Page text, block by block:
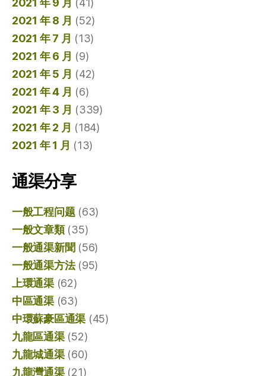
2021 年 9 月 (41)
2021 年 8 月 (52)
2021 年 7 月 (13)
2021 年 6 月 (9)
2021 年 5 月 (42)
2021 年 4 月 (6)
2021 年 3 月 (339)
2021 年 2 月 (184)
2021 年 1 月 (13)
通渠分享
一般工程问题(63)
一般文章類(35)
一般通渠新聞 (56)
一般通渠方法(95)
上環通渠(62)
中區通渠(63)
中環蘇豪區通渠 (45)
九龍區通渠(52)
九龍城通渠(60)
九龍灣通渠(21)